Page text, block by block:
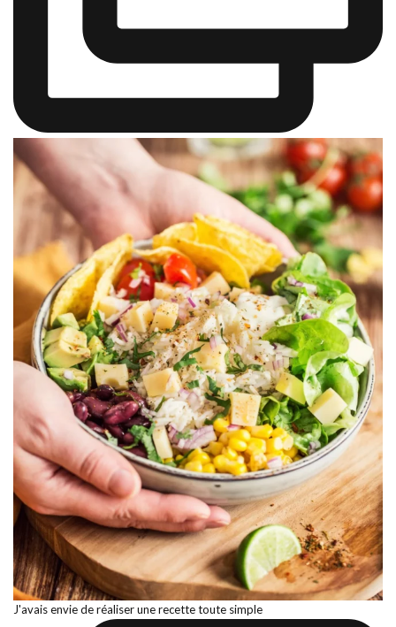
J'avais envie de réaliser une recette toute simple